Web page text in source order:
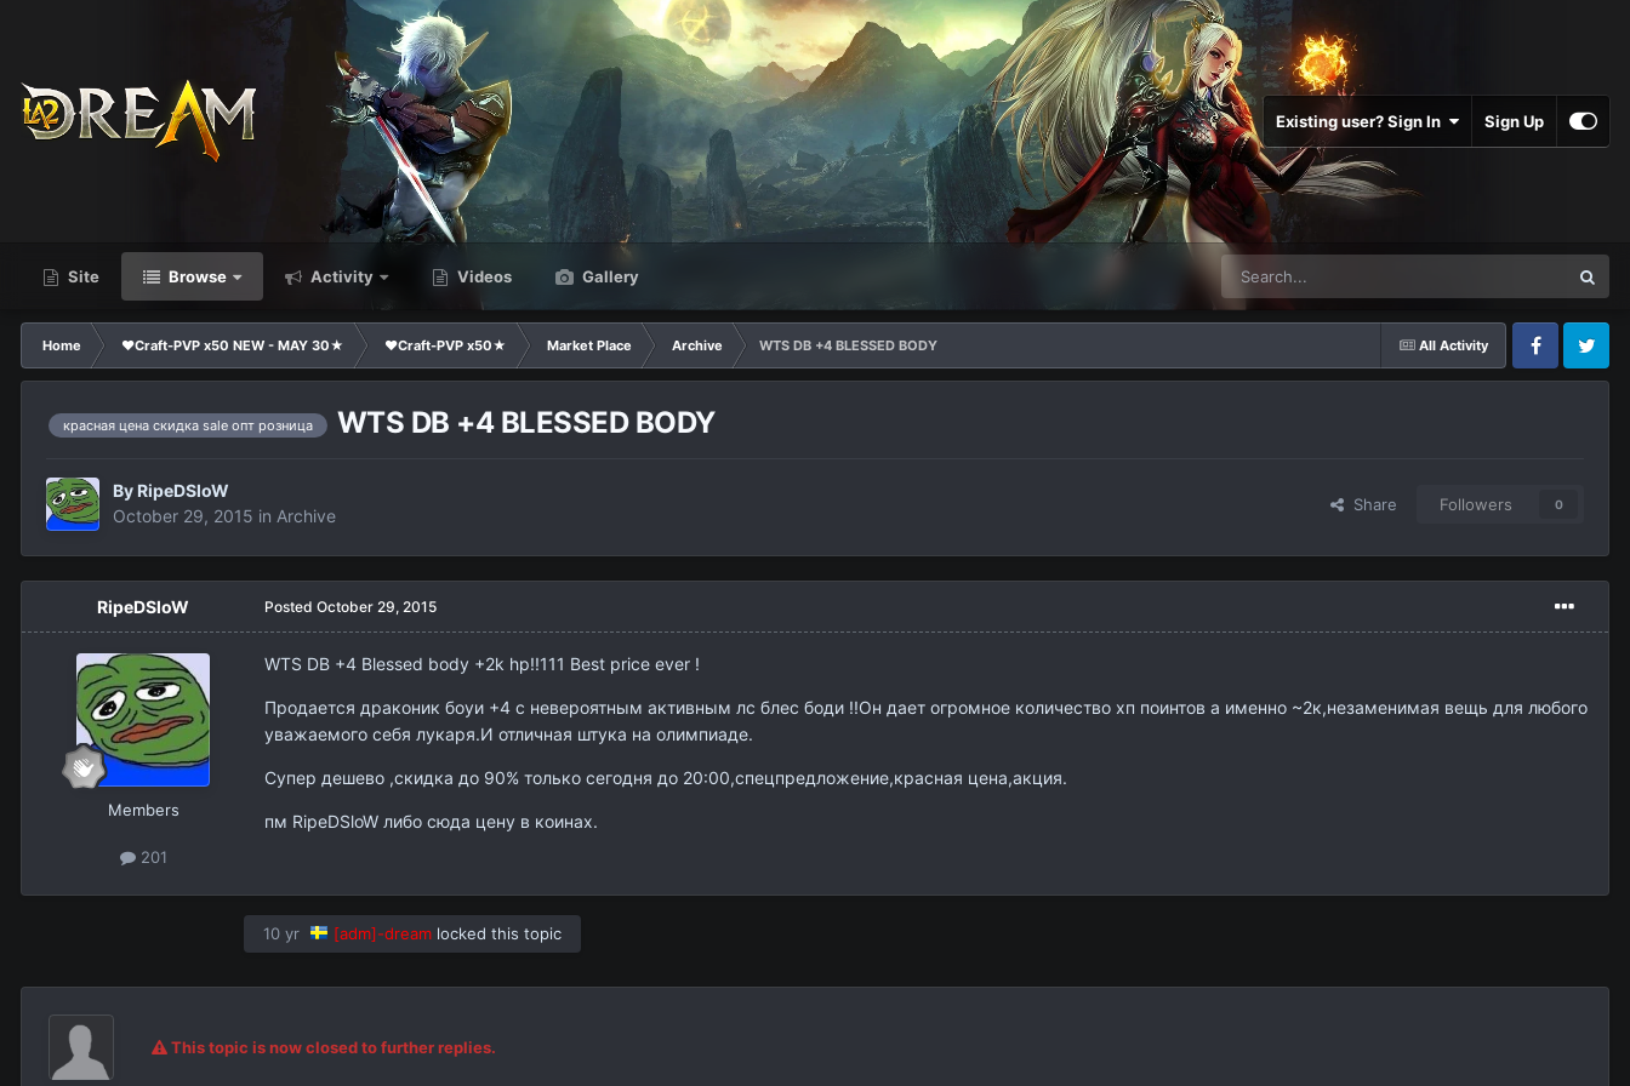
Existing user? Sign In Sign Up
Site Browse Activity Videos Gallery
All Activity
Home ❤Craft-PVP x50 NEW - MAY 30★ ❤Craft-PVP x50★ Market Place Archive
WTS DB +4 BLESSED BODY
FacebookTwitter
красная цена скидка sale опт розница WTS DB +4 BLESSED BODY
By RipeDSloW
October 29, 2015 in Archive
Share Followers 0
RipeDSloW
Members
201
Posted October 29, 2015
WTS DB +4 Blessed body +2k hp!!111 Best price ever !
Продается драконик боуи +4 с невероятным активным лс блес боди !!Он дает огромное количество хп поинтов а именно ~2к,незаменимая вещь для любого
уважаемого себя лукаря.И отличная штука на олимпиаде.
Супер дешево ,скидка до 90% только сегодня до 20:00,спецпредложение,красная цена,акция.
пм RipeDSloW либо сюда цену в коинах.
10 yr [adm]-dream locked this topic
This topic is now closed to further replies.